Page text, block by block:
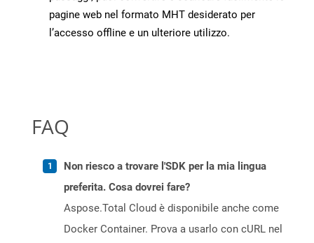
pagine web nel formato MHT desiderato per
l’accesso offline e un ulteriore utilizzo.
FAQ
Non riesco a trovare l'SDK per la mia lingua
preferita. Cosa dovrei fare?
Aspose.Total Cloud è disponibile anche come
Docker Container. Prova a usarlo con cURL nel